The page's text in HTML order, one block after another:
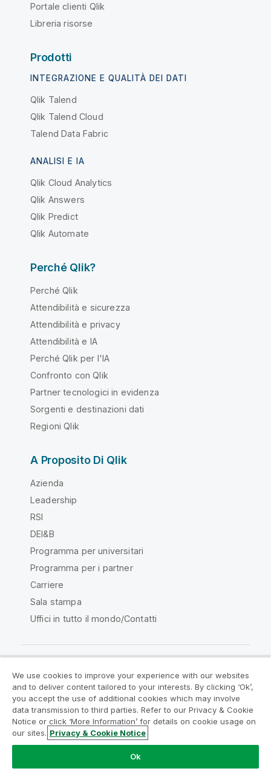
Portale clienti Qlik
Libreria risorse
Prodotti
INTEGRAZIONE E QUALITÀ DEI DATI
Qlik Talend
Qlik Talend Cloud
Talend Data Fabric
ANALISI E IA
Qlik Cloud Analytics
Qlik Answers
Qlik Predict
Qlik Automate
Perché Qlik?
Perché Qlik
Attendibilità e sicurezza
Attendibilità e privacy
Attendibilità e IA
Perché Qlik per l'IA
Confronto con Qlik
Partner tecnologici in evidenza
Sorgenti e destinazioni dati
Regioni Qlik
A Proposito Di Qlik
Azienda
Leadership
RSI
DEI&B
Programma per universitari
Programma per i partner
Carriere
Sala stampa
Uffici in tutto il mondo/Contatti
Qlik Community
Contratti
Termini del prodotto
Legal Policies
Note Legali
Termini di utilizzo
Marchi
Do Not Share My Info
Copyright © 1993-2026 QlikTech International AB. Tutti i
We use cookies to improve your experience with our websites
and to deliver content tailored to your interests. By clicking ‘Ok’,
you accept the use of additional cookies which may involve
data transmission to third parties. Refer to our Privacy & Cookie
Notice or click ‘More Information’ for details on cookie usage on
our sites. Privacy & Cookie Notice
Ok